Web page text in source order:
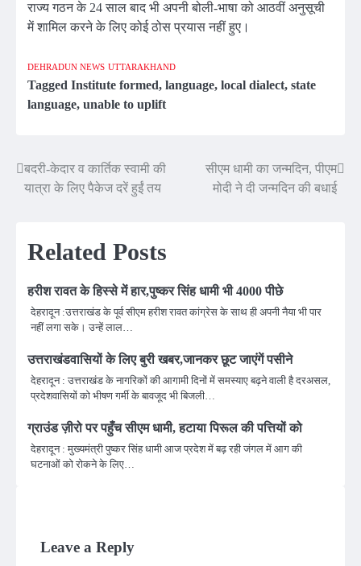
राज्य गठन के 24 साल बाद भी अपनी बोली-भाषा को आठवीं अनुसूची
में शामिल करने के लिए कोई ठोस प्रयास नहीं हुए।
DEHRADUN NEWS UTTARAKHAND
Tagged Institute formed, language, local dialect, state
language, unable to uplift
Post
navigation
बदरी-केदार व कार्तिक स्वामी की
यात्रा के लिए पैकेज दरें हुईं तय
सीएम धामी का जन्मदिन, पीएम
मोदी ने दी जन्मदिन की बधाई
Related Posts
हरीश रावत के हिस्से में हार,पुष्कर सिंह धामी भी 4000 पीछे
देहरादून :उत्तराखंड के पूर्व सीएम हरीश रावत कांग्रेस के साथ ही अपनी नैया भी पार
नहीं लगा सके। उन्हें लाल…
उत्तराखंडवासियों के लिए बुरी खबर,जानकर छूट जाएंगें पसीने
देहरादून : उत्तराखंड के नागरिकों की आगामी दिनों में समस्याए बढ़ने वाली है दरअसल,
प्रदेशवासियों को भीषण गर्मी के बावजूद भी बिजली…
ग्राउंड ज़ीरो पर पहुँच सीएम धामी, हटाया पिरूल की पत्तियों को
देहरादून : मुख्यमंत्री पुष्कर सिंह धामी आज प्रदेश में बढ़ रही जंगल में आग की
घटनाओं को रोकने के लिए…
Leave a Reply